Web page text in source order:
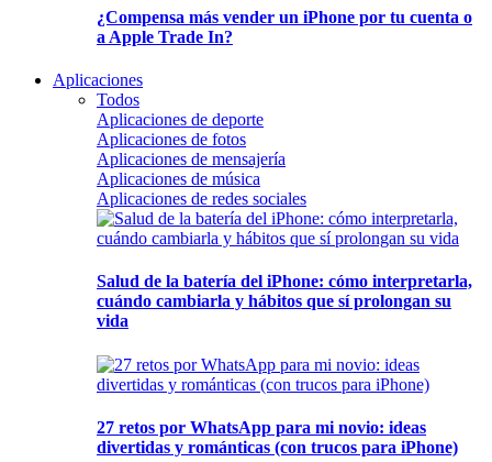
¿Compensa más vender un iPhone por tu cuenta o
a Apple Trade In?
Aplicaciones
Todos
Aplicaciones de deporte
Aplicaciones de fotos
Aplicaciones de mensajería
Aplicaciones de música
Aplicaciones de redes sociales
Salud de la batería del iPhone: cómo interpretarla,
cuándo cambiarla y hábitos que sí prolongan su
vida
27 retos por WhatsApp para mi novio: ideas
divertidas y románticas (con trucos para iPhone)